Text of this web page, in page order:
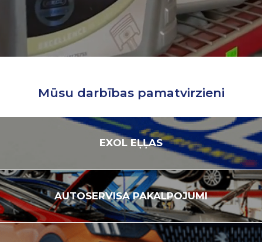
Mūsu darbības pamatvirzieni
EXOLEĻĻAS
AUTOSERVISAPAKALPOJUMI